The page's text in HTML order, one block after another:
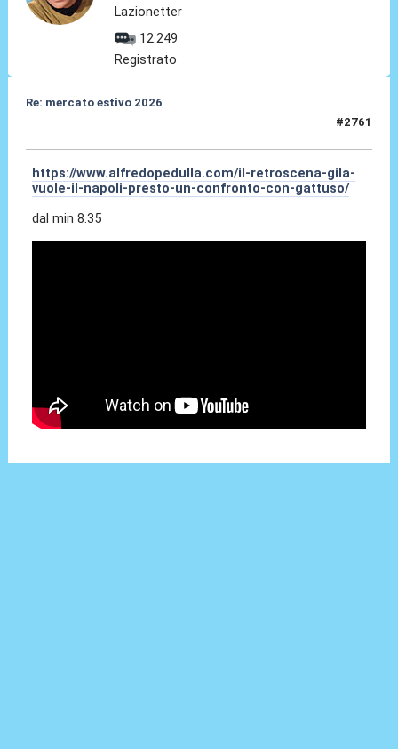
Lazionetter
12.249
Registrato
Re: mercato estivo 2026
#2761
https://www.alfredopedulla.com/il-retroscena-gila-
vuole-il-napoli-presto-un-confronto-con-gattuso/
dal min 8.35